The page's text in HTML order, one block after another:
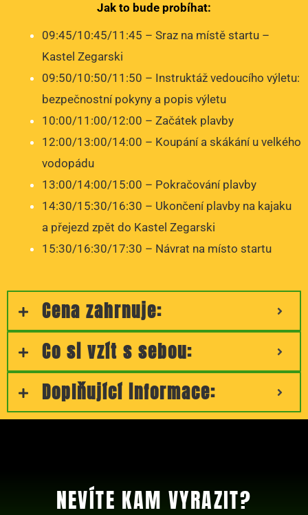
Jak to bude probíhat:
09:45/10:45/11:45 – Sraz na místě startu –
Kastel Zegarski
09:50/10:50/11:50 – Instruktáž vedoucího výletu:
bezpečnostní pokyny a popis výletu
10:00/11:00/12:00 – Začátek plavby
12:00/13:00/14:00 – Koupání a skákání u velkého
vodopádu
13:00/14:00/15:00 – Pokračování plavby
14:30/15:30/16:30 – Ukončení plavby na kajaku
a přejezd zpět do Kastel Zegarski
15:30/16:30/17:30 – Návrat na místo startu
Cena zahrnuje:
Co si vzít s sebou:
Doplňující informace:
NEVÍTE KAM VYRAZIT?